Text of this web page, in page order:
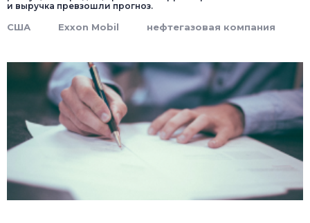
и выручка превзошли прогноз.
США Exxon Mobil нефтегазовая компания